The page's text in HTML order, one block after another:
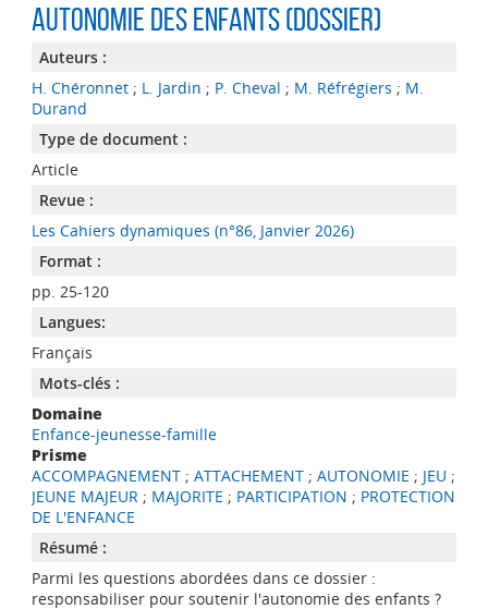
Autonomie des enfants (dossier)
Auteurs :
H. Chéronnet; L. Jardin ; P. Cheval ; M. Réfrégiers ; M.
Durand
Type de document :
Article
Revue :
Les Cahiers dynamiques (n°86, Janvier 2026)
Format :
pp. 25-120
Langues:
Français
Mots-clés :
Domaine
Enfance-jeunesse-famille
Prisme
ACCOMPAGNEMENT; ATTACHEMENT; AUTONOMIE ; JEU ;
JEUNE MAJEUR; MAJORITE ; PARTICIPATION ; PROTECTION
DE L'ENFANCE
Résumé :
Parmi les questions abordées dans ce dossier :
responsabiliser pour soutenir l'autonomie des enfants ?